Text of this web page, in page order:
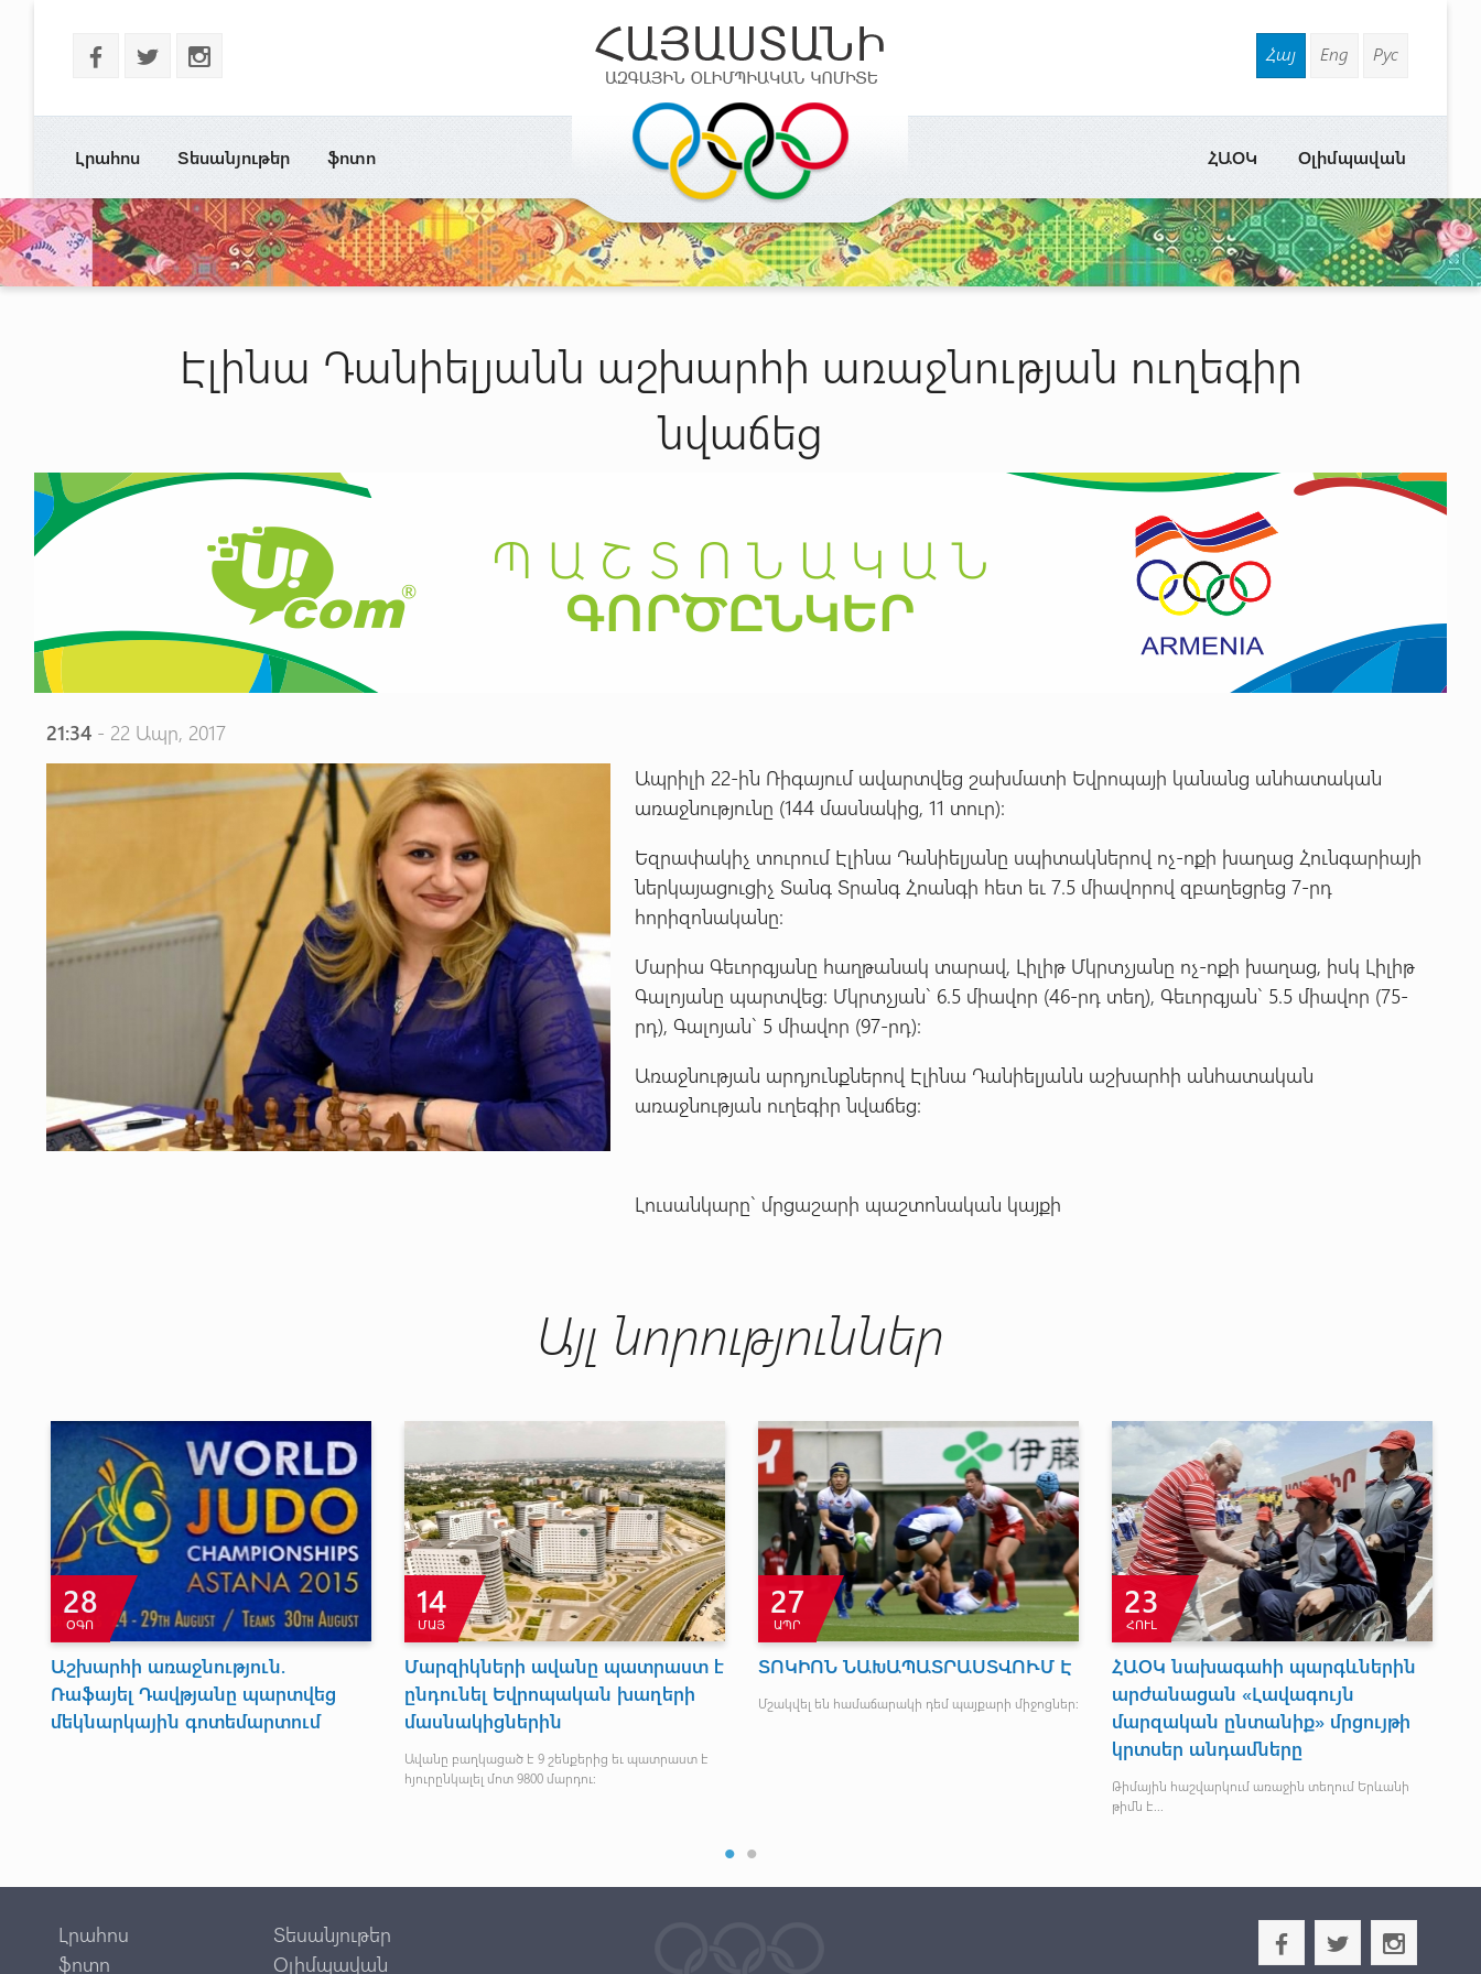
b a x Հայ Eng Рус
Լրահոս Տեսանյութեր ֆոտո Օլիմպավան
ՀԱՕԿ
Էլինա Դանիելյանն աշխարհի առաջնության ուղեգիր
նվաճեց
21:34 - 22 Ապր, 2017
Ապրիլի 22-ին Ռիգայում ավարտվեց շախմատի Եվրոպայի կանանց անհատական
առաջնությունը (144 մասնակից, 11 տուր):
Եզրափակիչ տուրում Էլինա Դանիելյանը սպիտակներով ոչ-ոքի խաղաց Հունգարիայի
ներկայացուցիչ Տանգ Տրանգ Հոանգի հետ եւ 7.5 միավորով զբաղեցրեց 7-րդ
հորիզոնականը:
Մարիա Գեւորգյանը հաղթանակ տարավ, Լիլիթ Մկրտչյանը ոչ-ոքի խաղաց, իսկ Լիլիթ
Գալոյանը պարտվեց: Մկրտչյան` 6.5 միավոր (46-րդ տեղ), Գեւորգյան` 5.5 միավոր (75-
րդ), Գալոյան` 5 միավոր (97-րդ):
Առաջնության արդյունքներով Էլինա Դանիելյանն աշխարհի անհատական
առաջնության ուղեգիր նվաճեց:
Լուսանկարը` մրցաշարի պաշտոնական կայքի
Այլ նորություններ
28
ՕԳՈ
Աշխարհի առաջնություն.
Ռաֆայել Դավթյանը պարտվեց
մեկնարկային գոտեմարտում
14
ՄԱՅ
Մարզիկների ավանը պատրաստ է
ընդունել Եվրոպական խաղերի
մասնակիցներին
Ավանը բաղկացած է 9 շենքերից եւ պատրաստ է
հյուրընկալել մոտ 9800 մարդու:
27
ԱՊՐ
ՏՈԿԻՈՆ ՆԱԽԱՊԱՏՐԱՍՏՎՈՒՄ Է
Մշակվել են համաճարակի դեմ պայքարի միջոցներ:
23
ՀՈՒԼ
ՀԱՕԿ նախագահի պարգևներին
արժանացան «Լավագույն
մարզական ընտանիք» մրցույթի
կրտսեր անդամները
Թիմային հաշվարկում առաջին տեղում Երևանի
թիմն է...
Լրահոս
Տեսանյութեր
ֆոտո
Օլիմպավան
b a x